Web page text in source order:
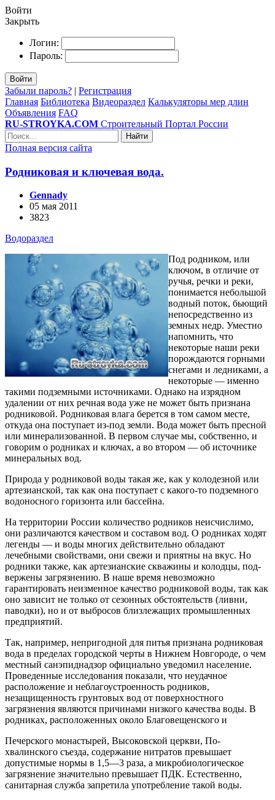
Войти
Закрыть
Логин:
Пароль:
Войти
Забыли пароль? | Регистрация
Главная Библиотека Видеораздел Калькуляторы мер длин
Объявления FAQ
RU-STROYKA.COM Строительный Портал России
Найти
Полная версия сайта
Родниковая и ключевая вода.
Gennady
05 мая 2011
3823
Водораздел
Под родником, или
ключом, в отличие от
ручья, речки и реки,
понимается небольшой
водный поток, бьющий
не­посредственно из
земных недр. Уместно
напомнить, что
некоторые наши реки
порождаются горными
снегами и ледниками, а
некоторые — именно
таки­ми подземными источниками. Однако на изрядном
удалении от них речная вода уже не может быть при­знана
родниковой. Родниковая влага берется в том самом месте,
откуда она поступает из-под земли. Вода может быть пресной
или минерализованной. В первом случае мы, собственно, и
говорим о род­никах и ключах, а во втором — об источнике
ми­неральных вод.
Природа у родниковой воды такая же, как у ко­лодезной или
артезианской, так как она поступает с какого-то подземного
водоносного горизонта или бассейна.
На территории России количество родников неисчислимо,
они различаются качеством и со­ставом вод. О родниках ходят
легенды — и воды многих действительно обладают
лечебными свой­ствами, они свежи и приятны на вкус. Но
родники также, как артезианские скважины и колодцы, под­
вержены загрязнению. В наше время невозможно
гарантировать неизменное качество родниковой воды, так как
оно зависит не только от сезонных обстоятельств (ливни,
паводки), но и от выбросов близлежащих промышленных
предприятий.
Так, например, непригодной для питья призна­на родниковая
вода в пределах городской черты в Нижнем Новгороде, о чем
местный санэпиднадзор официально уведомил население.
Проведенные ис­следования показали, что неудачное
расположение и неблагоустроенность родников,
незащищенность грунтовых вод от поверхностного
загрязнения яв­ляются причинами низкого качества воды. В
род­никах, расположенных около Благовещенского и
Печерского монастырей, Высоковской церкви, По-
хвалинского съезда, содержание нитратов превы­шает
допустимые нормы в 1,5—3 раза, а микробио­логическое
загрязнение значительно превышает ПДК. Естественно,
санитарная служба запретила употребление такой воды.